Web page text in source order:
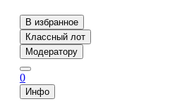
В избранное
Классный лот
Модератору
0
Инфо